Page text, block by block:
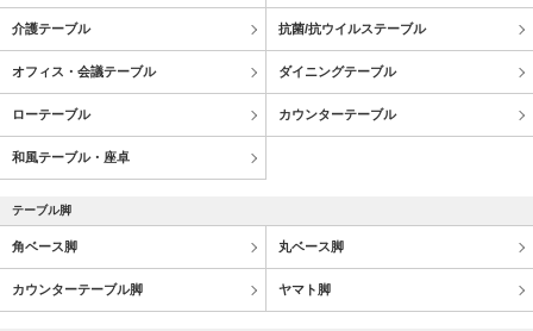
介護テーブル 抗菌/抗ウイルステーブル
オフィス・会議テーブル ダイニングテーブル
ローテーブル カウンターテーブル
和風テーブル・座卓
テーブル脚
角ベース脚 丸ベース脚
カウンターテーブル脚 ヤマト脚